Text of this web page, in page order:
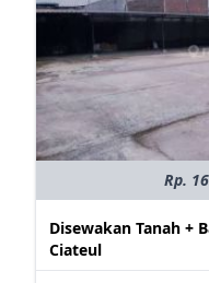
Rp.
Disewakan Tanah +
Ciateul